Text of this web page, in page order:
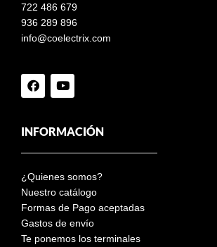
722 486 679
936 289 896
info@coelectrix.com
INFORMACIÓN
¿Quienes somos?
Nuestro catálogo
Formas de Pago aceptadas
Gastos de envío
Te ponemos los terminales